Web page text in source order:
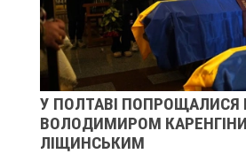
У ПОЛТАВІ ПОПРОЩАЛИСЯ ІЗ
ВОЛОДИМИРОМ КАРЕНГІНИМ
ЛІЩИНСЬКИМ